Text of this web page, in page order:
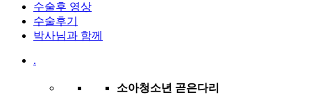
수술후 영상
수술후기
박사님과 함께
.
소아청소년 곧은다리